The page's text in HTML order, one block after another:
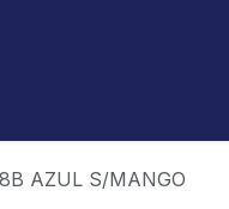
AZUL S/MANGO